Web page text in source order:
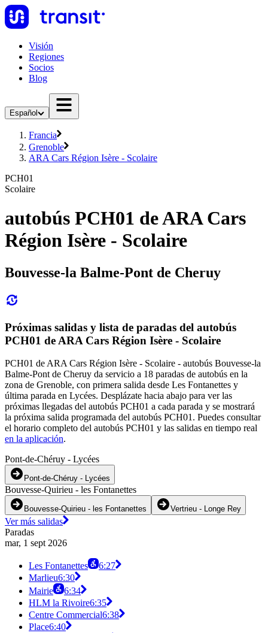
Visión
Regiones
Socios
Blog
Español
Francia
Grenoble
ARA Cars Région Isère - Scolaire
PCH01
Scolaire
autobús PCH01 de ARA Cars
Région Isère - Scolaire
Bouvesse-la Balme-Pont de Cheruy
Próximas salidas y lista de paradas del autobús
PCH01 de ARA Cars Région Isère - Scolaire
PCH01 de ARA Cars Région Isère - Scolaire - autobús Bouvesse-la
Balme-Pont de Cheruy da servicio a 18 paradas de autobús en la
zona de Grenoble, con primera salida desde Les Fontanettes y
última parada en Lycées. Desplázate hacia abajo para ver las
próximas llegadas del autobús PCH01 a cada parada y se mostrará
la próxima salida programada del autobús PCH01. Puedes consultar
el horario completo del autobús PCH01 y las salidas en tiempo real
en la aplicación.
Pont-de-Chéruy - Lycées
Pont-de-Chéruy - Lycées
Bouvesse-Quirieu - les Fontanettes
Bouvesse-Quirieu - les Fontanettes Vertrieu - Longe Rey
Ver más salidas
Paradas
mar, 1 sept 2026
Les Fontanettes
6:27
Marlieu6:30
Mairie
6:34
HLM la Rivoire6:35
Centre Commercial6:38
Place6:40